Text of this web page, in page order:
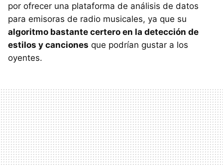
por ofrecer una plataforma de análisis de datos
para emisoras de radio musicales, ya que su
algoritmo bastante certero en la detección de
estilos y canciones que podrían gustar a los
oyentes.